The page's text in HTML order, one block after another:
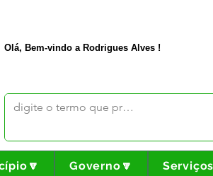
Olá, Bem-vindo a Rodrigues Alves !
Governo🔽